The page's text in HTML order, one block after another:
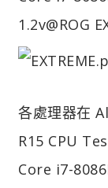
1.2v@ROG
各處理器在
R15 CPU
Core i7-